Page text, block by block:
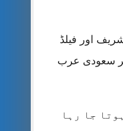
اور فیلڈ
سعودی عرب
جا رہا